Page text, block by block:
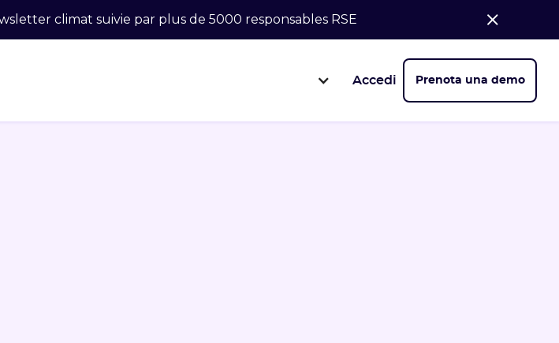
climat suivie par plus de 5000 responsables RSE
Accedi Prenota una demo